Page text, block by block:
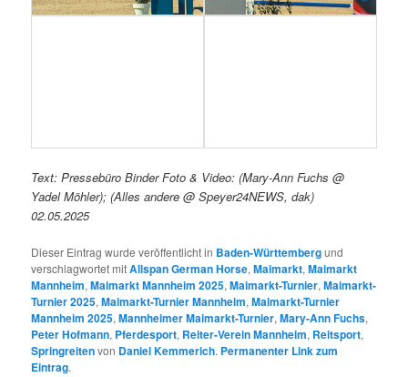
Text: Pressebüro Binder Foto & Video: (Mary-Ann Fuchs @
Yadel Möhler); (Alles andere @ Speyer24NEWS, dak)
02.05.2025
Dieser Eintrag wurde veröffentlicht in Baden-Württembergund
verschlagwortet mitAllspan German Horse,Maimarkt,Maimarkt
Mannheim,Maimarkt Mannheim 2025,Maimarkt-Turnier,Maimarkt-
Turnier 2025,Maimarkt-Turnier Mannheim,Maimarkt-Turnier
Mannheim 2025,Mannheimer Maimarkt-Turnier,Mary-Ann Fuchs,
Peter Hofmann, Pferdesport, Reiter-Verein Mannheim, Reitsport,
Springreitenvon Daniel Kemmerich. Permanenter Link zum
Eintrag.